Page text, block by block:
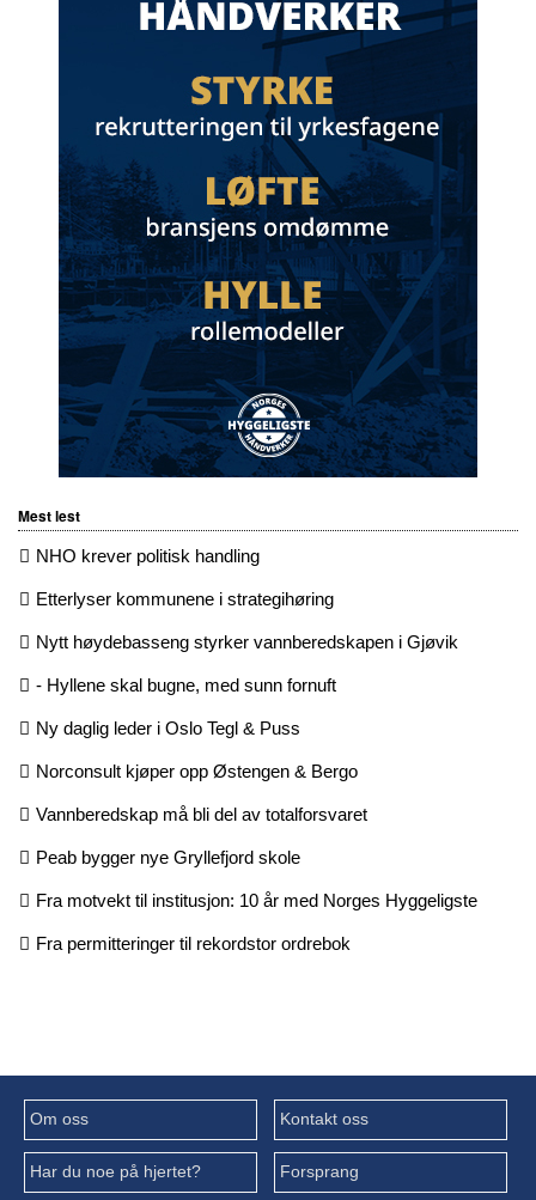
Mest lest
NHO krever politisk handling
Etterlyser kommunene i strategihøring
Nytt høydebasseng styrker vannberedskapen i Gjøvik
- Hyllene skal bugne, med sunn fornuft
Ny daglig leder i Oslo Tegl & Puss
Norconsult kjøper opp Østengen & Bergo
Vannberedskap må bli del av totalforsvaret
Peab bygger nye Gryllefjord skole
Fra motvekt til institusjon: 10 år med Norges Hyggeligste
Fra permitteringer til rekordstor ordrebok
Om oss Kontakt oss
Har du noe på hjertet? Forsprang